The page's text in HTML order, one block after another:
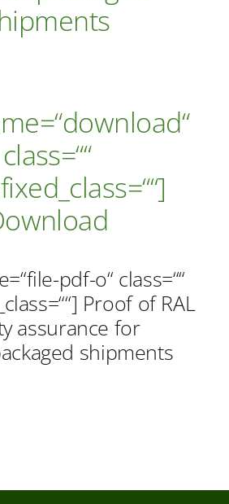
Verbraucher-Infos
Hersteller
class=““
pdf-o“ class=““
Proof of RAL
assurance for
shipments